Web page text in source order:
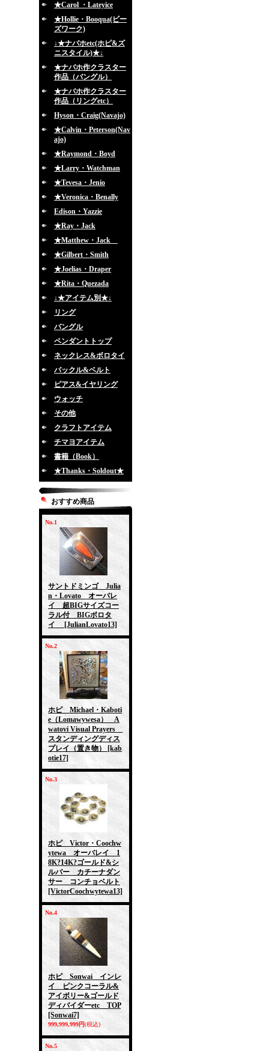
★Carol ・Lateyice
★Hollie・Booqua(ビー
ズワーク)
↓★ナバホetc(ホピ&ズ
ニスタイル)★↓
★ナバホ作クラスター
作品（バングル）
★ナバホ作クラスター
作品（リングetc）
Hyson・Craig(Navajo)
★Calvin・Peterson(Nav
ajo)
★Raymond・Boyd
★Larry・Watchman
★Tevesa・Jenio
★Veronica・Benally
Edison・Yazzie
★Ray・Jack
★Matthew・Jack
★Gilbert・Smith
★Joelias・Draper
★Rita・Quezada
↓★アイテム別★↓
リング
バングル
ペンダントトップ
ネックレス&ボロタイ
バックル&ベルト
ピアス&イヤリング
ウォッチ
その他
クラフトアイテム
チマヨアイテム
書籍（Book）
★Thanks・Soldout★
おすすめ商品
No.1
サントドミンゴ Julia
n・Lovato オーバレ
イ 超BIGサイズコー
ラル付 BIGボロタ
イ
[JulianLovato13]
No.2
ホピ Michael・Kaboti
e（Lomawywesa） A
watovi Visual Prayers
スタンディングディス
プレイ（置き物）
[kab
otie17]
No.3
ホピ Victor・Coochw
ytewa オーバレイ 1
8K?14K?ゴールド&シ
ルバー カチーナダン
サー コンチョベルト
[VictorCoochwytewa13]
No.4
ホピ Sonwai インレ
イ ピンクコーラル&
アイボリー&ゴールド
ディバイダーetc TOP
[Sonwai7]
999,999,999円(税込)
No.5